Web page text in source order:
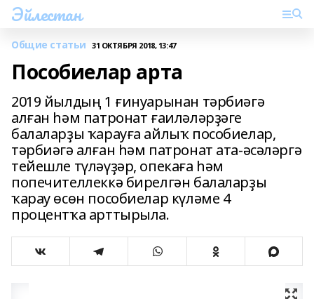
Эйлестан
Общие статьи 31 ОКТЯБРЯ 2018, 13:47
Пособиелар арта
2019 йылдың 1 ғинуарынан тәрбиәгә
алған һәм патронат ғаиләләрҙәге
балаларҙы ҡарауға айлыҡ пособиелар,
тәрбиәгә алған һәм патронат ата-әсәләргә
тейешле түләүҙәр, опекаға һәм
попечителлеккә бирелгән балаларҙы
ҡарау өсөн пособиелар күләме 4
процентҡа арттырыла.